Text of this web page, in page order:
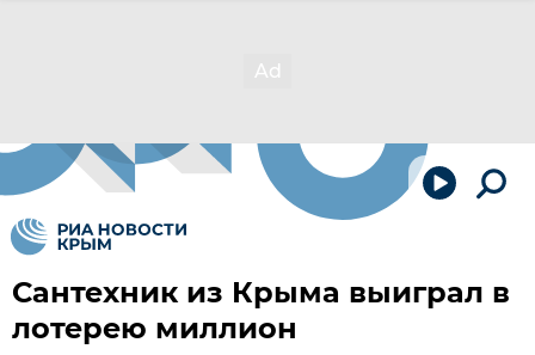
Сантехник из Крыма выиграл в
лотерею миллион